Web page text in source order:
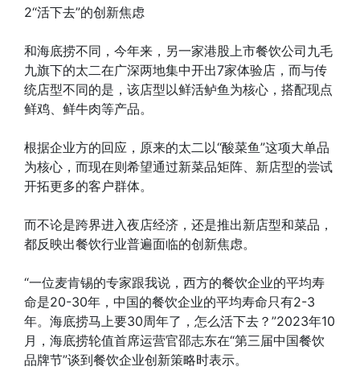
2“活下去”的创新焦虑
和海底捞不同，今年来，另一家港股上市餐饮公司九毛
九旗下的太二在广深两地集中开出7家体验店，而与传
统店型不同的是，该店型以鲜活鲈鱼为核心，搭配现点
鲜鸡、鲜牛肉等产品。
根据企业方的回应，原来的太二以“酸菜鱼”这项大单品
为核心，而现在则希望通过新菜品矩阵、新店型的尝试
开拓更多的客户群体。
而不论是跨界进入夜店经济，还是推出新店型和菜品，
都反映出餐饮行业普遍面临的创新焦虑。
“一位麦肯锡的专家跟我说，西方的餐饮企业的平均寿
命是20-30年，中国的餐饮企业的平均寿命只有2-3
年。海底捞马上要30周年了，怎么活下去？”2023年10
月，海底捞轮值首席运营官邵志东在“第三届中国餐饮
品牌节”谈到餐饮企业创新策略时表示。